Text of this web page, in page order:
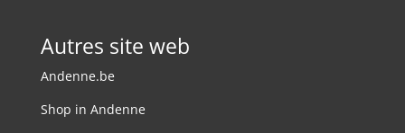
Autres site web
Andenne.be
Shop in Andenne